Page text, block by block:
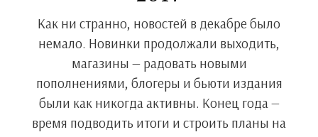
Как ни странно, новостей в декабре было
немало. Новинки продолжали выходить,
магазины — радовать новыми
пополнениями, блогеры и бьюти издания
были как никогда активны. Конец года —
время подводить итоги и строить планы на